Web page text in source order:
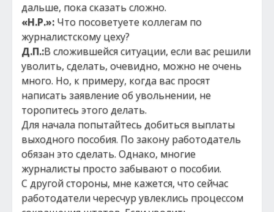
дальше, пока сказать сложно.
«Н.Р.»: Что посоветуете коллегам по
журналистскому цеху?
Д.П.:В сложившейся ситуации, если вас решили
уволить, сделать, очевидно, можно не очень
много. Но, к примеру, когда вас просят
написать заявление об увольнении, не
торопитесь этого делать.
Для начала попытайтесь добиться выплаты
выходного пособия. По закону работодатель
обязан это сделать. Однако, многие
журналисты просто забывают о пособии.
С другой стороны, мне кажется, что сейчас
работодатели чересчур увлеклись процессом